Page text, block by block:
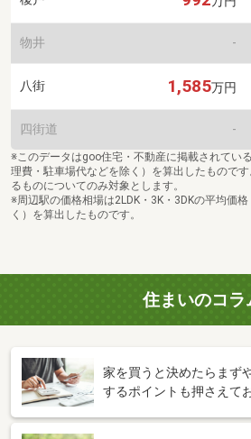
物井 -
八街 1,585万円
四街道 -
※このデータはgoo住宅・不動産に掲載されてい
理費・駐車場代などを除く）を算出したもので
るものについてのみ対象とします。
※周辺駅の価格相場は2LDK・3K・3DKの平均価
く）を算出したものです。
住まいのコラ
家を買うと決めたらまず
するポイントも押さえて